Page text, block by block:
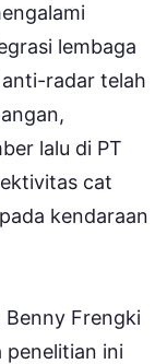
lembaga
radar telah
lalu di PT
cat
kendaraan
Benny Frengki
penelitian ini